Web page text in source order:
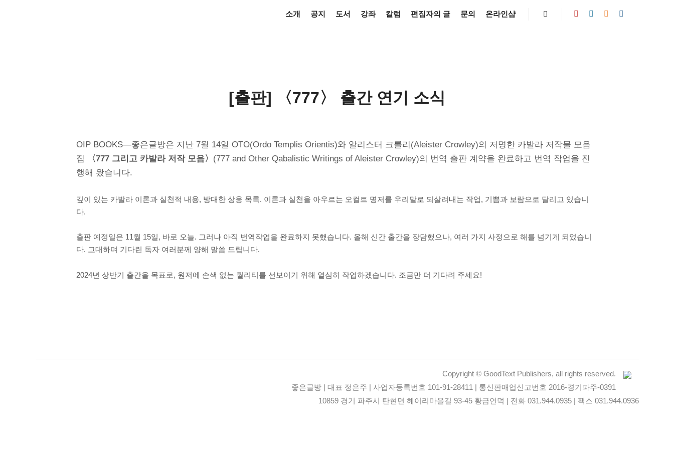
소개 공지 도서 강좌 칼럼 편집자의 글 문의 온라인샵
[출판] 〈777〉 출간 연기 소식
OIP BOOKS―좋은글방은 지난 7월 14일 OTO(Ordo Templis Orientis)와 알리스터 크롤리(Aleister Crowley)의 저명한 카발라 저작물 모음
집
〈777 그리고 카발라 저작 모음〉 (777 and Other Qabalistic Writings of Aleister Crowley)의 번역 출판 계약을 완료하고 번역 작업을 진
행해 왔습니다.
깊이 있는 카발라 이론과 실천적 내용, 방대한 상응 목록. 이론과 실천을 아우르는 오컬트 명저를 우리말로 되살려내는 작업, 기쁨과 보람으로 달리고 있습니
다.
출판 예정일은 11월 15일, 바로 오늘. 그러나 아직 번역작업을 완료하지 못했습니다. 올해 신간 출간을 장담했으나, 여러 가지 사정으로 해를 넘기게 되었습니
다. 고대하며 기다린 독자 여러분께 양해 말씀 드립니다.
2024년 상반기 출간을 목표로, 원저에 손색 없는 퀄리티를 선보이기 위해 열심히 작업하겠습니다. 조금만 더 기다려 주세요!
Copyright © GoodText Publishers, all rights reserved.
좋은글방 | 대표 정은주 | 사업자등록번호 101-91-28411 | 통신판매업신고번호 2016-경기파주-0391
10859 경기 파주시 탄현면 헤이리마을길 93-45 황금언덕 | 전화 031.944.0935 | 팩스 031.944.0936